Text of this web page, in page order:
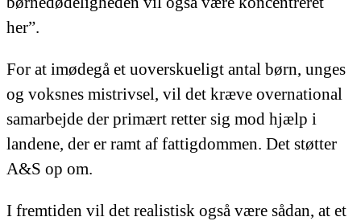
her”.
For at imødegå et uoverskueligt antal børn, unges
og voksnes mistrivsel, vil det kræve overnational
samarbejde der primært retter sig mod hjælp i
landene, der er ramt af fattigdommen. Det støtter
A&S op om.
I fremtiden vil det realistisk også være sådan, at et